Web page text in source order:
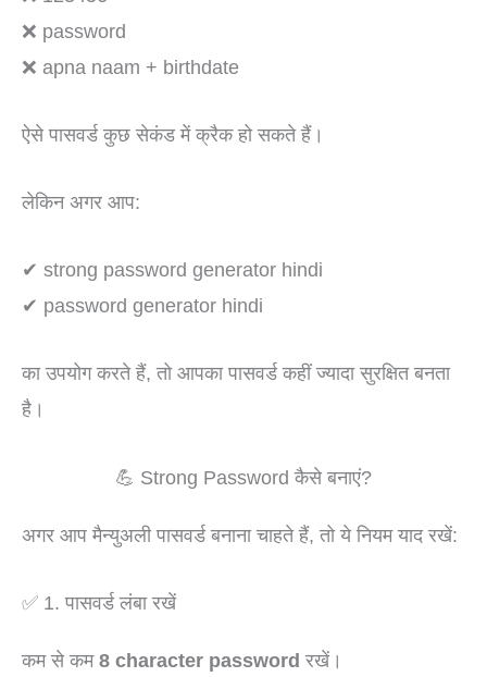
❌ password
❌ apna naam + birthdate
ऐसे पासवर्ड कुछ सेकंड में क्रैक हो सकते हैं।
लेकिन अगर आप:
✔ strong password generator hindi
✔ password generator hindi
का उपयोग करते हैं, तो आपका पासवर्ड कहीं ज्यादा सुरक्षित बनता
है।
💪 Strong Password कैसे बनाएं?
अगर आप मैन्युअली पासवर्ड बनाना चाहते हैं, तो ये नियम याद रखें:
✅ 1. पासवर्ड लंबा रखें
कम से कम8 character password रखें।